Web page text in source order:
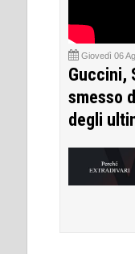
Giovedì 06
Guccini,
smesso
degli